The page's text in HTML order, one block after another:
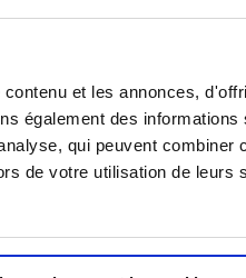
et les annonces,
également des
qui peuvent
de votre utilisation de